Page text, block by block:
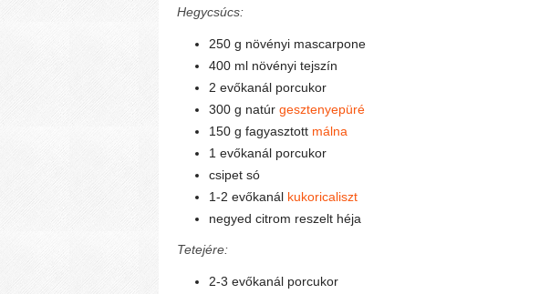
Hegycsúcs:
250 g növényi mascarpone
400 ml növényi tejszín
2 evőkanál porcukor
300 g natúr gesztenyepüré
150 g fagyasztott málna
1 evőkanál porcukor
csipet só
1-2 evőkanál kukoricaliszt
negyed citrom reszelt héja
Tetejére:
2-3 evőkanál porcukor